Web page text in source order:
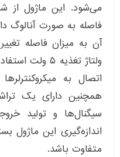
فاصله به صورت آنالوگ
ولتاژ تغذیه ۵
اتصال به
همچنین دارای یک
سیگنال‌ها و تولید
اندازه‌گیری این
متفاوت باشد.